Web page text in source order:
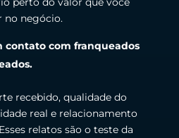
no negócio.
contato com franqueados
recebido, qualidade do
real e relacionamento
relatos são o teste da